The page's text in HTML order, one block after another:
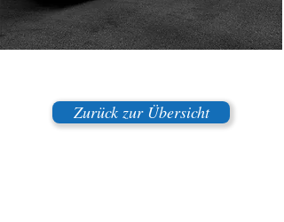
Zurück zur Übersicht